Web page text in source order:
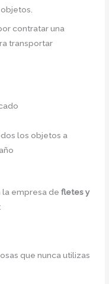
contratar una
transportar
los objetos a
la empresa defletes y
que nunca utilizas